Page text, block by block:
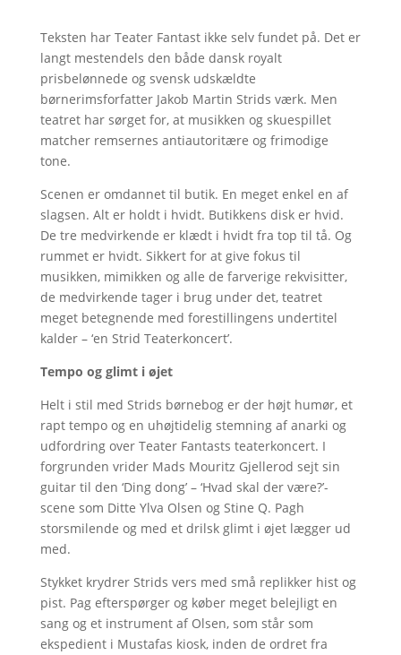
Teksten har Teater Fantast ikke selv fundet på. Det er
langt mestendels den både dansk royalt
prisbelønnede og svensk udskældte
børnerimsforfatter Jakob Martin Strids værk. Men
teatret har sørget for, at musikken og skuespillet
matcher remsernes antiautoritære og frimodige
tone.
Scenen er omdannet til butik. En meget enkel en af
slagsen. Alt er holdt i hvidt. Butikkens disk er hvid.
De tre medvirkende er klædt i hvidt fra top til tå. Og
rummet er hvidt. Sikkert for at give fokus til
musikken, mimikken og alle de farverige rekvisitter,
de medvirkende tager i brug under det, teatret
meget betegnende med forestillingens undertitel
kalder – ‘en Strid Teaterkoncert’.
Tempo og glimt i øjet
Helt i stil med Strids børnebog er der højt humør, et
rapt tempo og en uhøjtidelig stemning af anarki og
udfordring over Teater Fantasts teaterkoncert. I
forgrunden vrider Mads Mouritz Gjellerod sejt sin
guitar til den ‘Ding dong’ – ‘Hvad skal der være?’-
scene som Ditte Ylva Olsen og Stine Q. Pagh
storsmilende og med et drilsk glimt i øjet lægger ud
med.
Stykket krydrer Strids vers med små replikker hist og
pist. Pag efterspørger og køber meget belejligt en
sang og et instrument af Olsen, som står som
ekspedient i Mustafas kiosk, inden de ordret fra